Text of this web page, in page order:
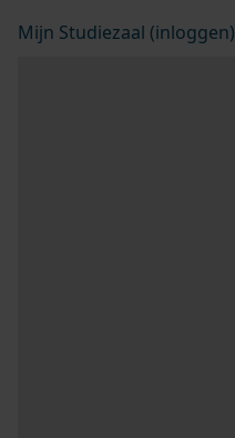
Mijn Studiezaal (inloggen)